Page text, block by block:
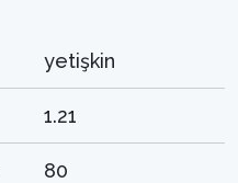
yetişkin
1.21
80